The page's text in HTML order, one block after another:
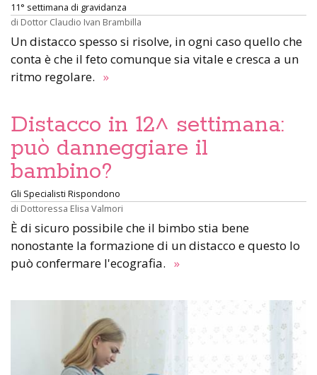
11° settimana di gravidanza
di Dottor Claudio Ivan Brambilla
Un distacco spesso si risolve, in ogni caso quello che
conta è che il feto comunque sia vitale e cresca a un
ritmo regolare. »
Distacco in 12^ settimana:
può danneggiare il
bambino?
Gli Specialisti Rispondono
di Dottoressa Elisa Valmori
È di sicuro possibile che il bimbo stia bene
nonostante la formazione di un distacco e questo lo
può confermare l'ecografia. »